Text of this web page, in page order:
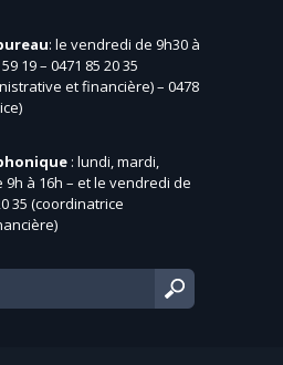
: le vendredi de 9h30 à
19 – 0471 85 20 35
et financière) – 0478
: lundi, mardi,
à 16h – et le vendredi de
35 (coordinatrice